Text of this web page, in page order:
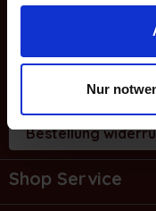
Nur
Service Hotline
Bestellung
Shop Service